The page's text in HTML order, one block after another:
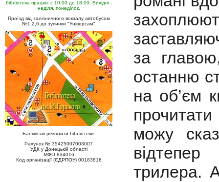
бібліотека працює с 10:00 до 18:00. Вихідні -
неділя, понеділок.
Проїзд від залізничного вокзалу автобусом
№1,2,6 до зупинки "Універсам"
Банківські реквізити бібліотеки:
Рахунок № 35425007003007
УДК у Донецькій області
МФО 834016
Код організації (ЄДРПОУ) 00183816
за
останню
на об’єм
можу
відтепер
трилера.